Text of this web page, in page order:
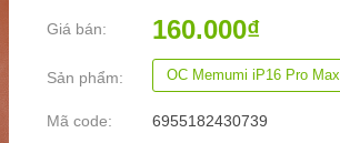
Giá bán: 160.000₫
Sản phẩm: OC Memumi iP16 Pro Max
Mã code: 6955182430739